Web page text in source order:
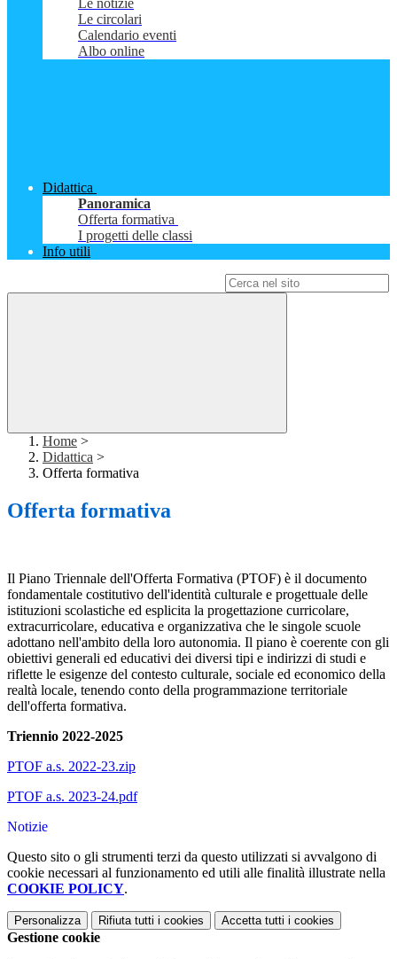
Le notizie
Le circolari
Calendario eventi
Albo online
Didattica
Panoramica
Offerta formativa
I progetti delle classi
Info utili
Home >
Didattica >
Offerta formativa
Offerta formativa
Il Piano Triennale dell'Offerta Formativa (PTOF) è il documento
fondamentale costitutivo dell'identità culturale e progettuale delle
istituzioni scolastiche ed esplicita la progettazione curricolare,
extracurricolare, educativa e organizzativa che le singole scuole
adottano nell'ambito della loro autonomia. Il piano è coerente con gli
obiettivi generali ed educativi dei diversi tipi e indirizzi di studi e
riflette le esigenze del contesto culturale, sociale ed economico della
realtà locale, tenendo conto della programmazione territoriale
dell'offerta formativa.
Triennio 2022-2025
PTOF a.s. 2022-23.zip
PTOF a.s. 2023-24.pdf
Notizie
Questo sito o gli strumenti terzi da questo utilizzati si avvalgono di
cookie necessari al funzionamento ed utili alle finalità illustrate nella
COOKIE POLICY.
Personalizza Rifiuta tutti i cookies Accetta tutti i cookies
Gestione cookie